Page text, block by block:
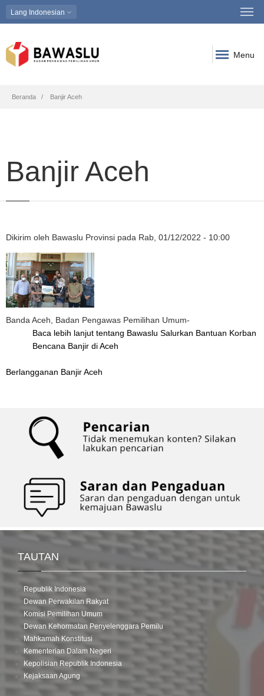
Lang Indonesian
Menu
Breadcrumb
Beranda Banjir Aceh
Banjir Aceh
Dikirim oleh Bawaslu Provinsi pada Rab, 01/12/2022 - 10:00
Banda Aceh, Badan Pengawas Pemilihan Umum-
Baca lebih lanjut tentang Bawaslu Salurkan Bantuan Korban
Bencana Banjir di Aceh
Berlangganan Banjir Aceh
TAUTAN
Republik Indonesia
Dewan Perwakilan Rakyat
Komisi Pemilihan Umum
Dewan Kehormatan Penyelenggara Pemilu
Mahkamah Konstitusi
Kementerian Dalam Negeri
Kepolisian Republik Indonesia
Kejaksaan Agung